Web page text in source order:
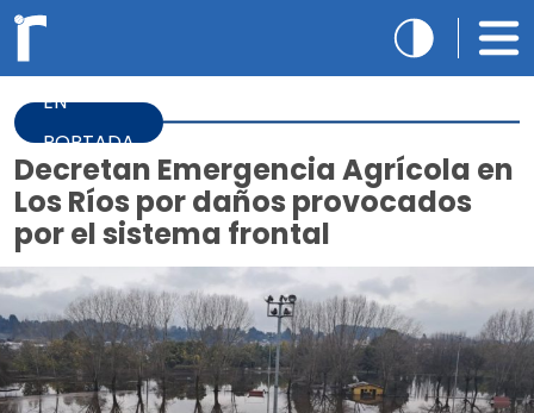
EN
PORTADA
Decretan Emergencia Agrícola en
Los Ríos por daños provocados
por el sistema frontal